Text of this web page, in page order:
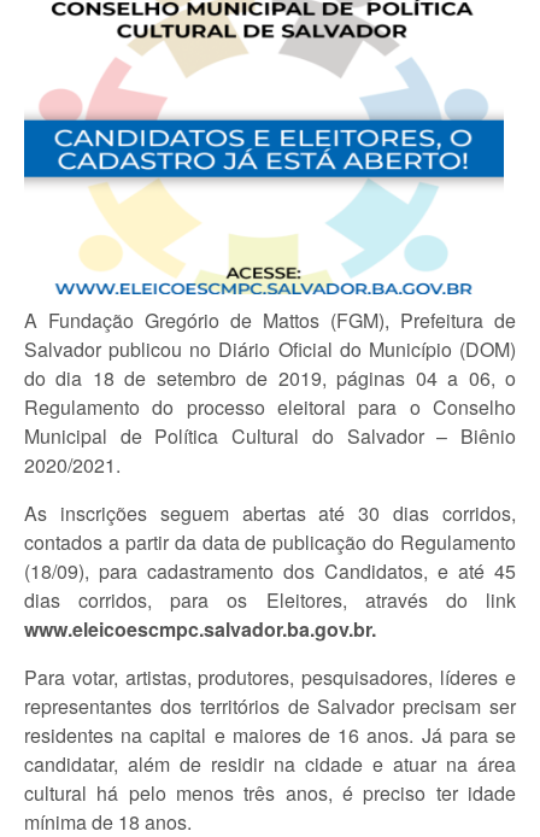
A Fundação Gregório de Mattos (FGM), Prefeitura de
Salvador publicou no Diário Oficial do Município (DOM)
do dia 18 de setembro de 2019, páginas 04 a 06, o
Regulamento do processo eleitoral para o Conselho
Municipal de Política Cultural do Salvador – Biênio
2020/2021.
As inscrições seguem abertas até 30 dias corridos,
contados a partir da data de publicação do Regulamento
(18/09), para cadastramento dos Candidatos, e até 45
dias corridos, para os Eleitores, através do link
www.eleicoescmpc.salvador.ba.gov.br.
Para votar, artistas, produtores, pesquisadores, líderes e
representantes dos territórios de Salvador precisam ser
residentes na capital e maiores de 16 anos. Já para se
candidatar, além de residir na cidade e atuar na área
cultural há pelo menos três anos, é preciso ter idade
mínima de 18 anos.